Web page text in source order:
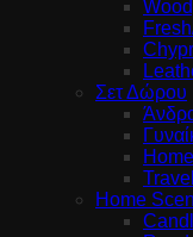
Σετ Δώρου
Home
Travel
Home